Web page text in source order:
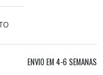
ENVIO EM 4-6 SEMANAS